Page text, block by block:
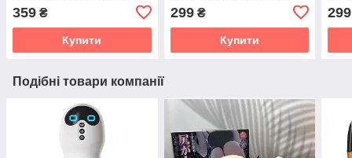
359 ₴
Купити
299₴
Купити
299
Подібні товари компанії